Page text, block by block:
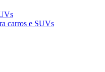
carros e SUVs